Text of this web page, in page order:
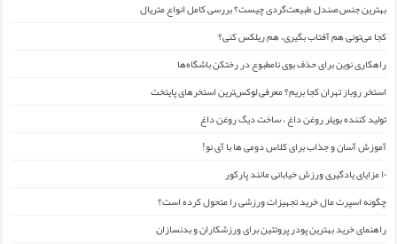
بهترین جنس صندل طبیعت‌گردی چیست؟ بررسی کامل انواع متریال
کجا می‌تونی هم آفتاب بگیری، هم ریلکس کنی؟
راهکاری نوین برای حذف بوی نامطبوع در رختکن باشگاه‌ها
استخر روباز تهران کجا بریم؟ معرفی لوکس‌ترین استخرهای پایتخت
تولید کننده بویلر روغن داغ ، ساخت دیگ روغن داغ
آموزش آسان و جذاب برای کلاس دومی ها با آی نو!
۱۰ مزایای یادگیری ورزش خیابانی مانند پارکور
چگونه اسپرت مال خرید تجهیزات ورزشی را متحول کرده است؟
راهنمای خرید بهترین پودر پروتئین برای ورزشکاران و بدنسازان